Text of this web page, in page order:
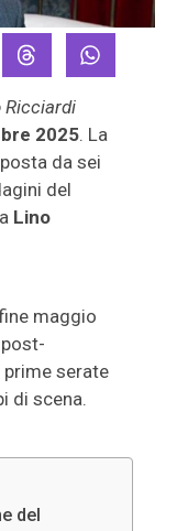
Ricciardi
2025. La
da sei
del
Lino
maggio
serate
di scena.
del